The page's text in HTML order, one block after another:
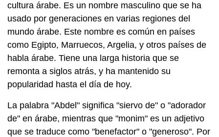
cultura árabe. Es un nombre masculino que se ha
usado por generaciones en varias regiones del
mundo árabe. Este nombre es común en países
como Egipto, Marruecos, Argelia, y otros países de
habla árabe. Tiene una larga historia que se
remonta a siglos atrás, y ha mantenido su
popularidad hasta el día de hoy.
La palabra "Abdel" significa "siervo de" o "adorador
de" en árabe, mientras que "monim" es un adjetivo
que se traduce como "benefactor" o "generoso". Por